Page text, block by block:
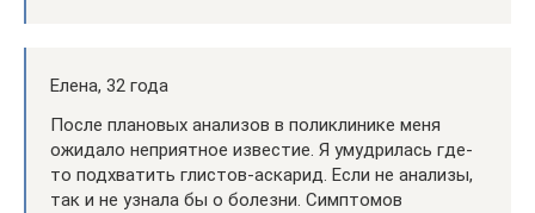
Елена, 32 года
После плановых анализов в поликлинике меня
ожидало неприятное известие. Я умудрилась где-
то подхватить глистов-аскарид. Если не анализы,
так и не узнала бы о болезни. Симптомов